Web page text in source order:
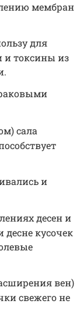
мембран
для
и токсины из
сала
и
десен и
кусочек
вен)
свежего не